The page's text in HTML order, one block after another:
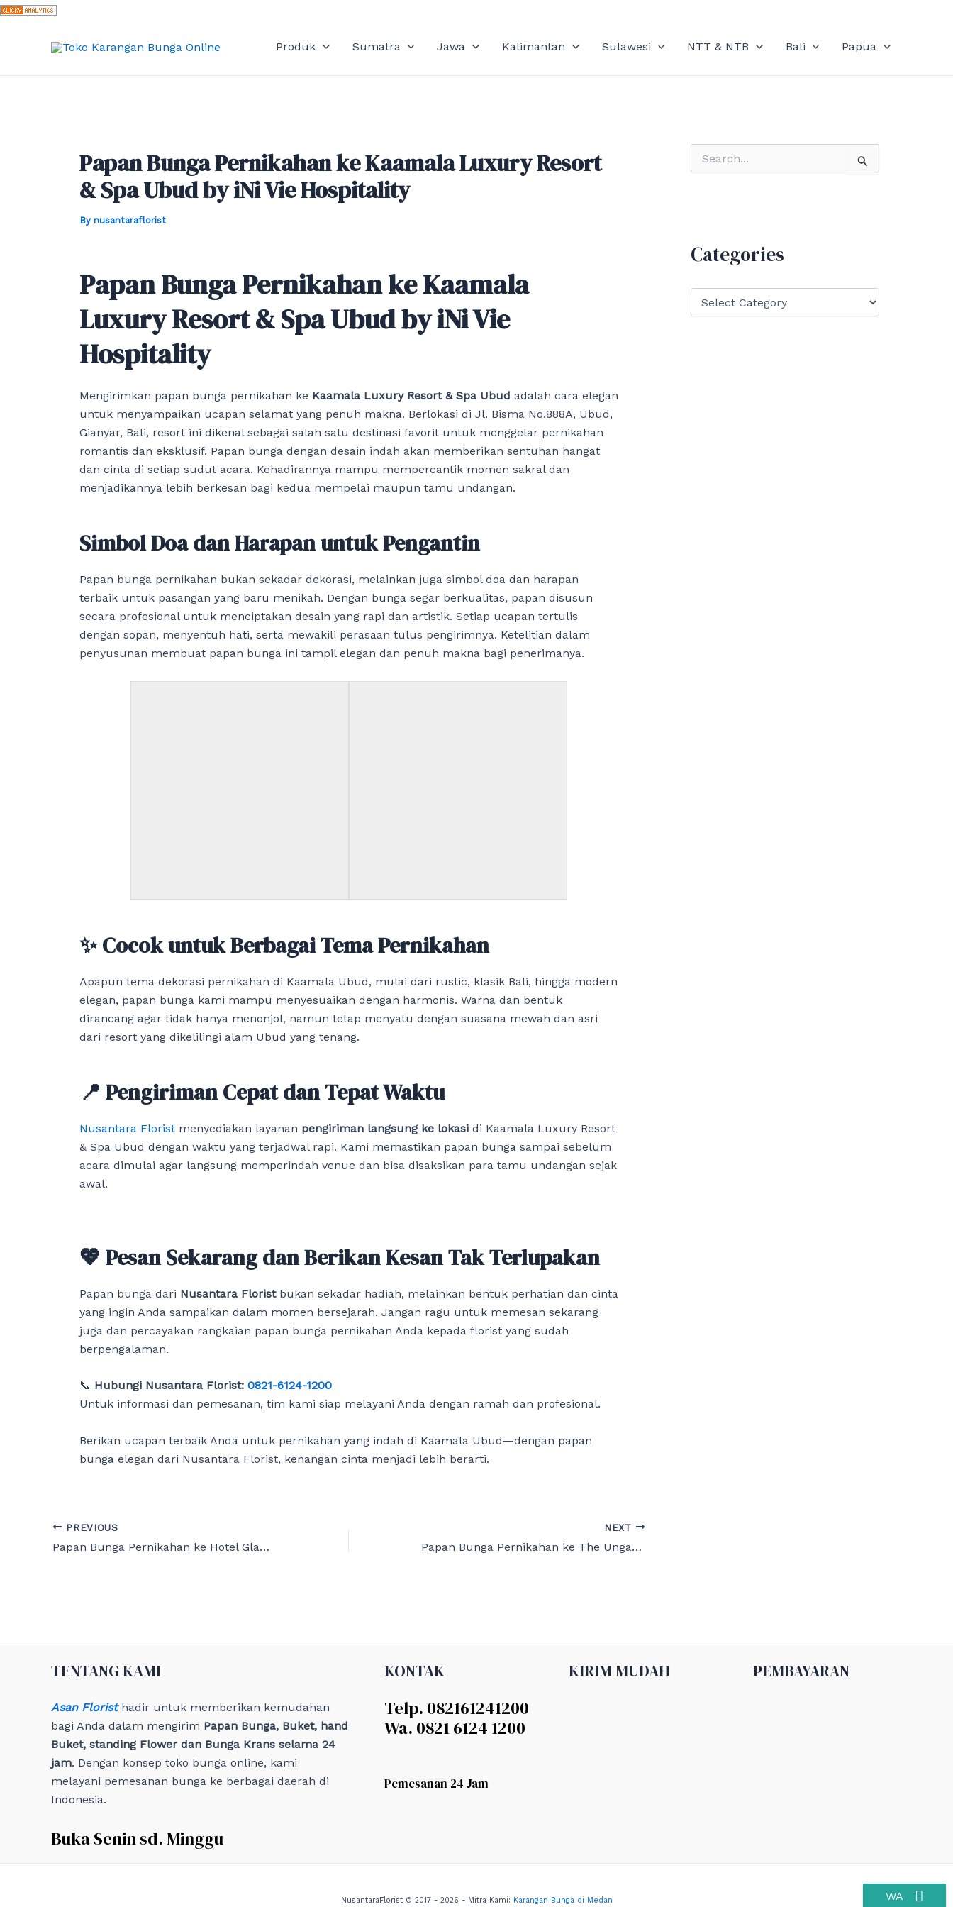
Skip
content
Produk Sumatra Jawa Kalimantan Sulawesi NTT & NTB Bali Papua
Papan Bunga Pernikahan ke Kaamala Luxury Resort
& Spa Ubud by iNi Vie Hospitality
By nusantaraflorist
Papan Bunga Pernikahan ke Kaamala
Luxury Resort & Spa Ubud by iNi Vie
Hospitality
Mengirimkan papan bunga pernikahan ke Kaamala Luxury Resort & Spa Ubud adalah cara elegan
untuk menyampaikan ucapan selamat yang penuh makna. Berlokasi di Jl. Bisma No.888A, Ubud,
Gianyar, Bali, resort ini dikenal sebagai salah satu destinasi favorit untuk menggelar pernikahan
romantis dan eksklusif. Papan bunga dengan desain indah akan memberikan sentuhan hangat
dan cinta di setiap sudut acara. Kehadirannya mampu mempercantik momen sakral dan
menjadikannya lebih berkesan bagi kedua mempelai maupun tamu undangan.
Simbol Doa dan Harapan untuk Pengantin
Papan bunga pernikahan bukan sekadar dekorasi, melainkan juga simbol doa dan harapan
terbaik untuk pasangan yang baru menikah. Dengan bunga segar berkualitas, papan disusun
secara profesional untuk menciptakan desain yang rapi dan artistik. Setiap ucapan tertulis
dengan sopan, menyentuh hati, serta mewakili perasaan tulus pengirimnya. Ketelitian dalam
penyusunan membuat papan bunga ini tampil elegan dan penuh makna bagi penerimanya.
✨ Cocok untuk Berbagai Tema Pernikahan
Apapun tema dekorasi pernikahan di Kaamala Ubud, mulai dari rustic, klasik Bali, hingga modern
elegan, papan bunga kami mampu menyesuaikan dengan harmonis. Warna dan bentuk
dirancang agar tidak hanya menonjol, namun tetap menyatu dengan suasana mewah dan asri
dari resort yang dikelilingi alam Ubud yang tenang.
📍 Pengiriman Cepat dan Tepat Waktu
Nusantara Florist menyediakan layanan pengiriman langsung ke lokasi di Kaamala Luxury Resort
& Spa Ubud dengan waktu yang terjadwal rapi. Kami memastikan papan bunga sampai sebelum
acara dimulai agar langsung memperindah venue dan bisa disaksikan para tamu undangan sejak
awal.
💖 Pesan Sekarang dan Berikan Kesan Tak Terlupakan
Papan bunga dari Nusantara Floristbukan sekadar hadiah, melainkan bentuk perhatian dan cinta
yang ingin Anda sampaikan dalam momen bersejarah. Jangan ragu untuk memesan sekarang
juga dan percayakan rangkaian papan bunga pernikahan Anda kepada florist yang sudah
berpengalaman.
📞 Hubungi Nusantara Florist: 0821-6124-1200
Untuk informasi dan pemesanan, tim kami siap melayani Anda dengan ramah dan profesional.
Berikan ucapan terbaik Anda untuk pernikahan yang indah di Kaamala Ubud—dengan papan
bunga elegan dari Nusantara Florist, kenangan cinta menjadi lebih berarti.
Post
navigation
PREVIOUS
Papan Bunga Pernikahan ke Hotel Glamp Nusa Bali
NEXT
Papan Bunga Pernikahan ke The Ungasan Clifftop Resort Bali
o
Categories
TENTANG KAMI
Asan Floristhadir untuk memberikan kemudahan
bagi Anda dalam mengirim Papan Bunga, Buket, hand
Buket, standing Flower dan Bunga Krans selama 24
jam. Dengan konsep toko bunga online, kami
melayani pemesanan bunga ke berbagai daerah di
Indonesia.
Buka Senin sd. Minggu
KONTAK
Telp. 082161241200
Wa. 0821 6124 1200
Pemesanan 24 Jam
KIRIM MUDAH PEMBAYARAN
NusantaraFlorist © 2017 - 2026 - Mitra Kami: Karangan Bunga di Medan WA